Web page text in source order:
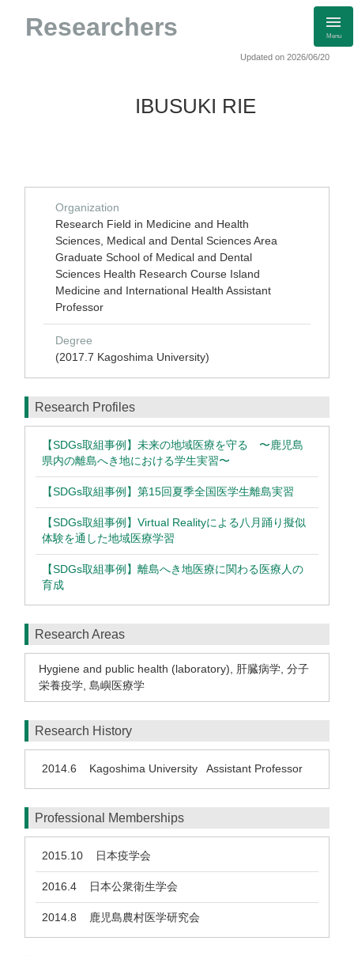
Researchers Menu
Updated on 2026/06/20
IBUSUKI RIE
Organization
Research Field in Medicine and Health
Sciences, Medical and Dental Sciences Area
Graduate School of Medical and Dental
Sciences Health Research Course Island
Medicine and International Health Assistant
Professor
Degree
(2017.7 Kagoshima University)
Research Profiles
【SDGs取組事例】未来の地域医療を守る 〜鹿児島
県内の離島へき地における学生実習〜
【SDGs取組事例】第15回夏季全国医学生離島実習
【SDGs取組事例】Virtual Realityによる八月踊り擬似
体験を通した地域医療学習
【SDGs取組事例】離島へき地医療に関わる医療人の
育成
Research Areas
Hygiene and public health (laboratory) 肝臓病学 分子
栄養疫学 島嶼医療学
Research History
2014.6 Kagoshima University Assistant Professor
Professional Memberships
2015.10 日本疫学会
2016.4 日本公衆衛生学会
2014.8 鹿児島農村医学研究会